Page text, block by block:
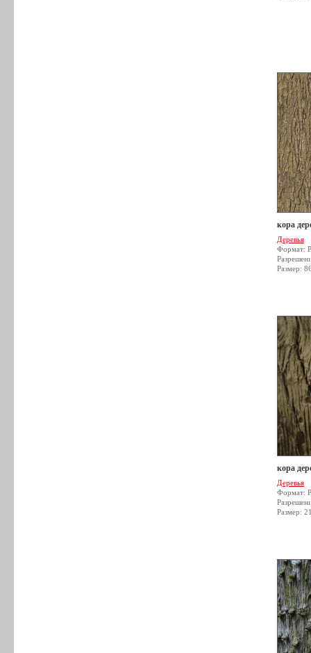
кора
Деревья
Формат:
Размер:
кора
Деревья
Формат:
Размер: